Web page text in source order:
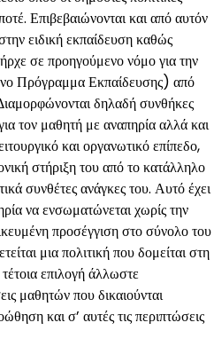
Επιβεβαιώνονται και από αυτόν
ειδική εκπαίδευση καθώς
σε προηγούμενο νόμο για την
Πρόγραμμα Εκπαίδευσης) από
δηλαδή συνθήκες
τον μαθητή με αναπηρία αλλά και
και οργανωτικό επίπεδο,
στήριξη του από το κατάλληλο
συνθέτες ανάγκες του. Αυτό έχει
να ενσωματώνεται χωρίς την
προσέγγιση στο σύνολο του
μια πολιτική που δομείται στη
επιλογή άλλωστε
μαθητών που δικαιούνται
και σ’ αυτές τις περιπτώσεις